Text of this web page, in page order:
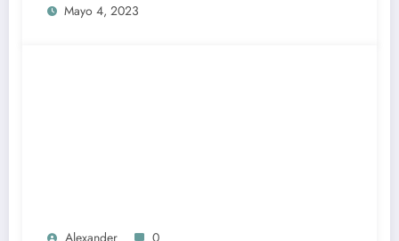
Mayo 4, 2023
Alexander 0